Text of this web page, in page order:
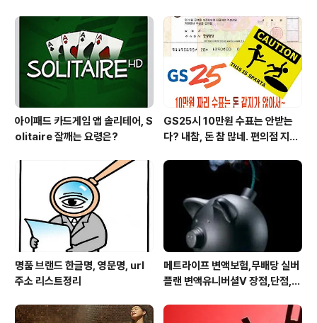
심!)
아이패드 카드게임 앱 솔리테어, S
olitaire 잘깨는 요령은?
GS25시 10만원 수표는 안받는
다? 내참, 돈 참 많네. 편의점 지에
지구만~
명품 브랜드 한글명, 영문명, url
주소 리스트정리
메트라이프 변액보험,무배당 실버
플랜 변액유니버셜V 장점,단점,가